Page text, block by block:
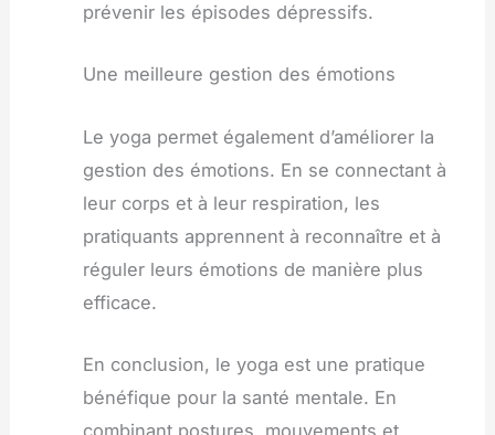
prévenir les épisodes dépressifs.
Une meilleure gestion des émotions
Le yoga permet également d’améliorer la
gestion des émotions. En se connectant à
leur corps et à leur respiration, les
pratiquants apprennent à reconnaître et à
réguler leurs émotions de manière plus
efficace.
En conclusion, le yoga est une pratique
bénéfique pour la santé mentale. En
combinant postures, mouvements et